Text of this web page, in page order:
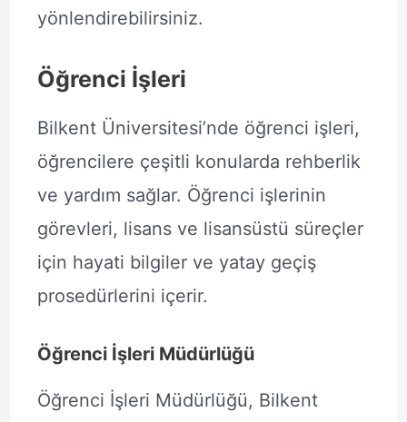
yönlendirebilirsiniz.
Öğrenci İşleri
Bilkent Üniversitesi’nde öğrenci işleri,
öğrencilere çeşitli konularda rehberlik
ve yardım sağlar. Öğrenci işlerinin
görevleri, lisans ve lisansüstü süreçler
için hayati bilgiler ve yatay geçiş
prosedürlerini içerir.
Öğrenci İşleri Müdürlüğü
Öğrenci İşleri Müdürlüğü, Bilkent